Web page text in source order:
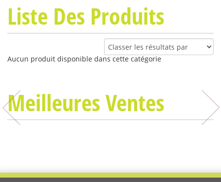
Liste Des Produits
Aucun produit disponible dans cette catégorie
Meilleures Ventes